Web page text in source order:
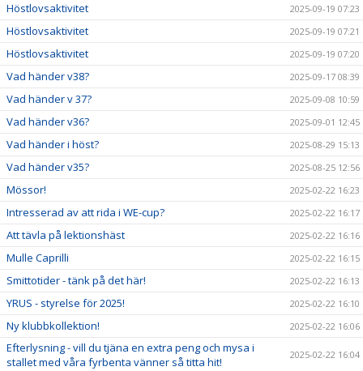
Höstlovsaktivitet 2025-09-19 07:23
Höstlovsaktivitet 2025-09-19 07:21
Höstlovsaktivitet 2025-09-19 07:20
Vad händer v38? 2025-09-17 08:39
Vad händer v 37? 2025-09-08 10:59
Vad händer v36? 2025-09-01 12:45
Vad händer i höst? 2025-08-29 15:13
Vad händer v35? 2025-08-25 12:56
Mössor! 2025-02-22 16:23
Intresserad av att rida i WE-cup? 2025-02-22 16:17
Att tävla på lektionshäst 2025-02-22 16:16
Mulle Caprilli 2025-02-22 16:15
Smittotider - tänk på det här! 2025-02-22 16:13
YRUS - styrelse för 2025! 2025-02-22 16:10
Ny klubbkollektion! 2025-02-22 16:06
Efterlysning - vill du tjäna en extra peng och mysa i
stallet med våra fyrbenta vänner så titta hit!
2025-02-22 16:04